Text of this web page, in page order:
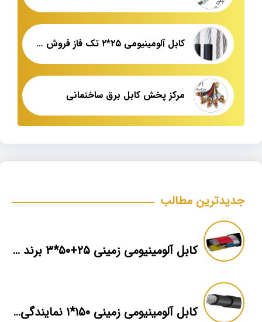
کابل آلومینیومی ۲۵*۲ تک فاز فروش عمده
مرکز پخش کابل برق ساختمانی
جدیدترین مطالب
کابل آلومینیومی زمینی ۲۵+۵۰*۳ برند ماهان
کابل آلومینیومی زمینی ۱۵۰*۱ نمایندگی فروش